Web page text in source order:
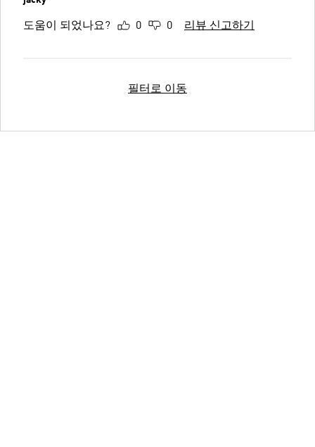
도움이 되었나요? 0 0 리뷰 신고하기
필터로 이동